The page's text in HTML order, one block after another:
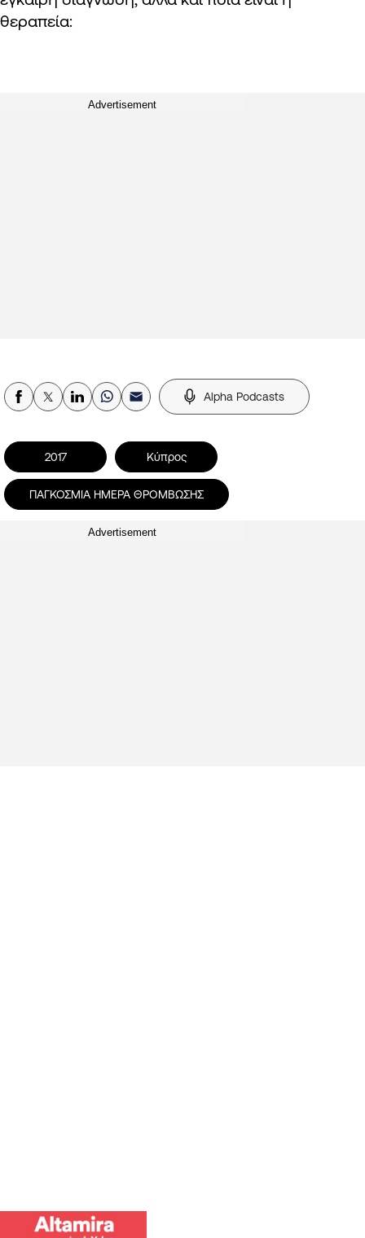
θεραπεία:
Advertisement
Alpha Podcasts
2017 Κύπρος
ΠΑΓΚΟΣΜΙΑ ΗΜΕΡΑ ΘΡΟΜΒΩΣΗΣ
Advertisement